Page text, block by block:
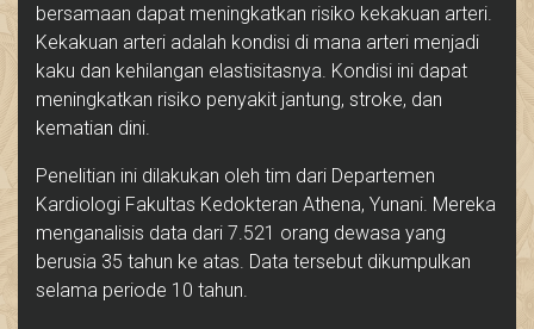
bersamaan dapat meningkatkan risiko kekakuan arteri.
Kekakuan arteri adalah kondisi di mana arteri menjadi
kaku dan kehilangan elastisitasnya. Kondisi ini dapat
meningkatkan risiko penyakit jantung, stroke, dan
kematian dini.
Penelitian ini dilakukan oleh tim dari Departemen
Kardiologi Fakultas Kedokteran Athena, Yunani. Mereka
menganalisis data dari 7.521 orang dewasa yang
berusia 35 tahun ke atas. Data tersebut dikumpulkan
selama periode 10 tahun.